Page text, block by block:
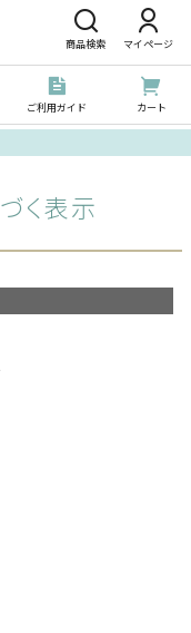
商品検索 マイページ
ご利用ガイド カート
く表示